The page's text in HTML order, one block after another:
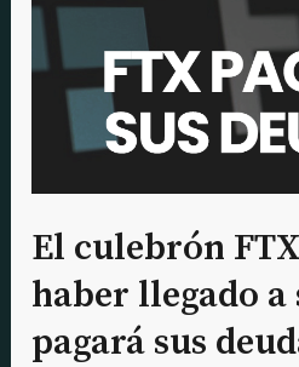
El culebrón
haber llegado a
pagará sus
haber
llegado
fin
y
pagará
sus
deudas